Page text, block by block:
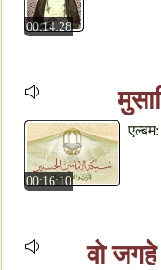
00:14:28
00:16:10
एल्बम:
वो